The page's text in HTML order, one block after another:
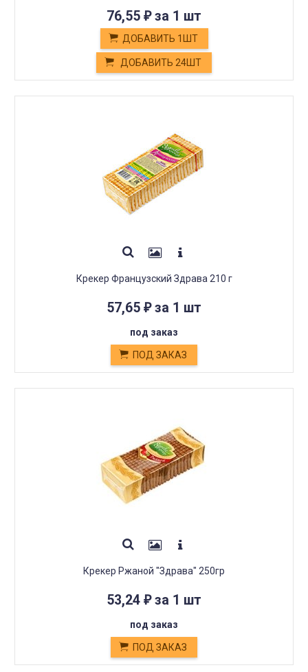
76,55 ₽за 1 шт
ДОБАВИТЬ 1ШТ
ДОБАВИТЬ 24ШТ
Крекер Французский Здрава 210 г
57,65 ₽за 1 шт
под заказ
ПОД ЗАКАЗ
Крекер Ржаной "Здрава" 250гр
53,24 ₽за 1 шт
под заказ
ПОД ЗАКАЗ